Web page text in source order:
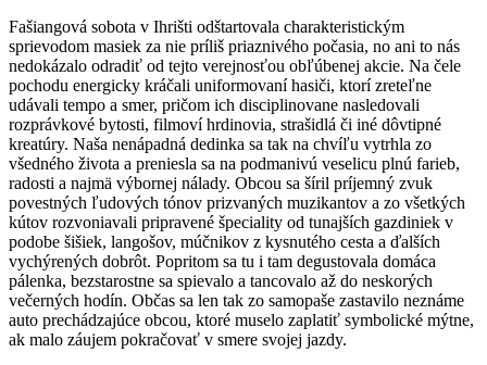
Fašiangová sobota v Ihrišti odštartovala charakteristickým
sprievodom masiek za nie príliš priaznivého počasia, no ani to nás
nedokázalo odradiť od tejto verejnosťou obľúbenej akcie. Na čele
pochodu energicky kráčali uniformovaní hasiči, ktorí zreteľne
udávali tempo a smer, pričom ich disciplinovane nasledovali
rozprávkové bytosti, filmoví hrdinovia, strašidlá či iné dôvtipné
kreatúry. Naša nenápadná dedinka sa tak na chvíľu vytrhla zo
všedného života a preniesla sa na podmanivú veselicu plnú farieb,
radosti a najmä výbornej nálady. Obcou sa šíril príjemný zvuk
povestných ľudových tónov prizvaných muzikantov a zo všetkých
kútov rozvoniavali pripravené špeciality od tunajších gazdiniek v
podobe šišiek, langošov, múčnikov z kysnutého cesta a ďalších
vychýrených dobrôt. Popritom sa tu i tam degustovala domáca
pálenka, bezstarostne sa spievalo a tancovalo až do neskorých
večerných hodín. Občas sa len tak zo samopaše zastavilo neznáme
auto prechádzajúce obcou, ktoré muselo zaplatiť symbolické mýtne,
ak malo záujem pokračovať v smere svojej jazdy.